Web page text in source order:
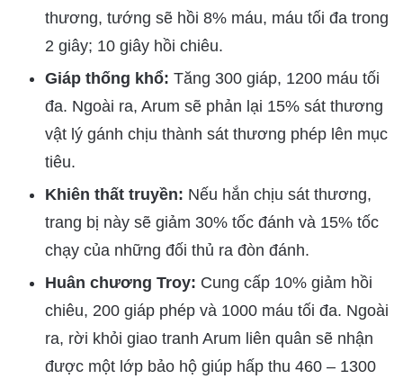
thương, tướng sẽ hồi 8% máu, máu tối đa trong
2 giây; 10 giây hồi chiêu.
Giáp thống khổ: Tăng 300 giáp, 1200 máu tối
đa. Ngoài ra, Arum sẽ phản lại 15% sát thương
vật lý gánh chịu thành sát thương phép lên mục
tiêu.
Khiên thất truyền: Nếu hắn chịu sát thương,
trang bị này sẽ giảm 30% tốc đánh và 15% tốc
chạy của những đối thủ ra đòn đánh.
Huân chương Troy: Cung cấp 10% giảm hồi
chiêu, 200 giáp phép và 1000 máu tối đa. Ngoài
ra, rời khỏi giao tranh Arum liên quân sẽ nhận
được một lớp bảo hộ giúp hấp thu 460 – 1300